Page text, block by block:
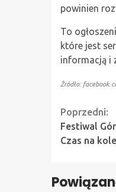
powinien
To
które jest
informacją i
Źródło:
Poprzedni:
Festiwal
Czas na